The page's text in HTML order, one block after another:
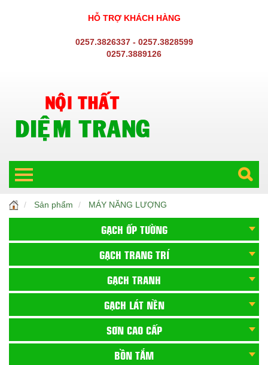
HỖ TRỢ KHÁCH HÀNG
0257.3826337 - 0257.3828599
0257.3889126
Sản phẩm MÁY NĂNG LƯỢNG
GẠCH ỐP TƯỜNG
GẠCH TRANG TRÍ
GẠCH TRANH
GẠCH LÁT NỀN
SƠN CAO CẤP
BỒN TẮM